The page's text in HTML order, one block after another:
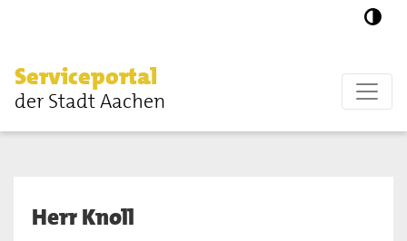
Serviceportal
der Stadt Aachen
Herr Knoll